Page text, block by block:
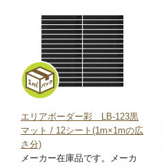
エリアボーダー彩 LB-123黒
マット / 12シート(1m×1mの広
さ分)
メーカー在庫品です。メーカ